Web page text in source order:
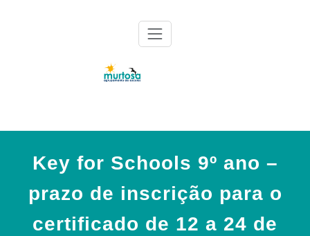
Key for Schools 9º ano –
prazo de inscrição para o
certificado de 12 a 24 de